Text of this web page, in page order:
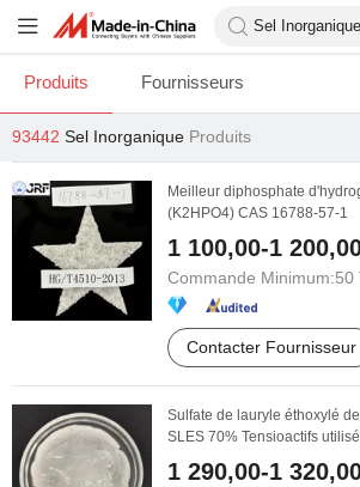
Produits Fournisseurs
93442 Sel Inorganique Produits
Meilleur diphosphate
(K2HPO4) CAS 16788-57-1
1 100,00-1
Commande Minimum:50
Contacter Fournisseur
Sulfate de lauryle éthoxylé
SLES 70% Tensioactifs
1 290,00-1